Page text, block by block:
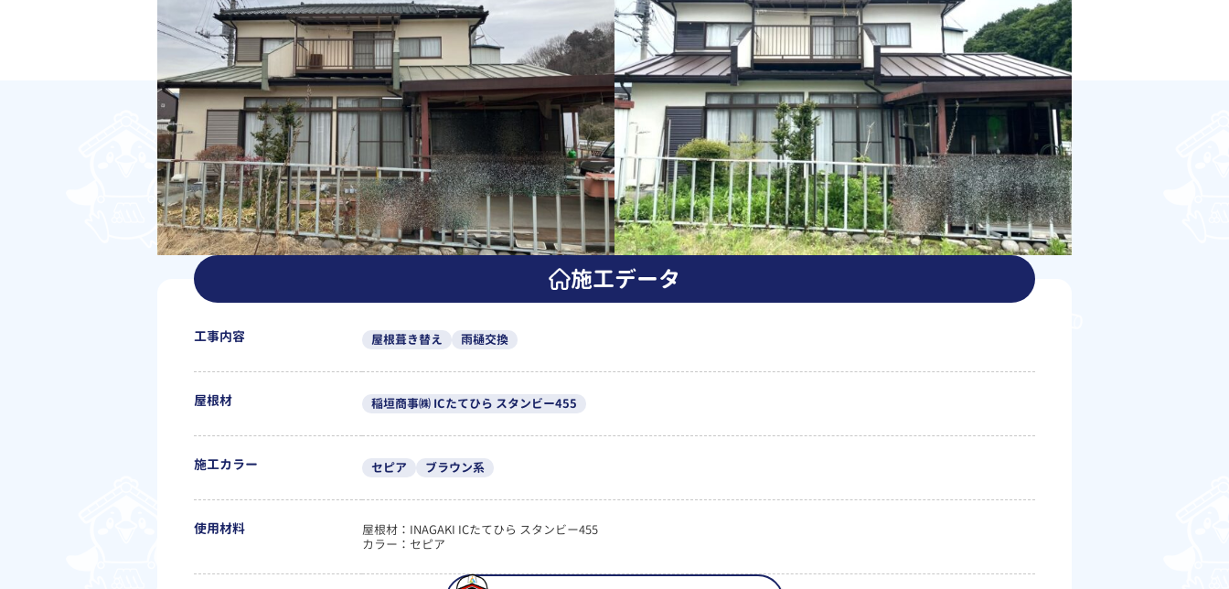
施工データ
工事内容 屋根葺き替え 雨樋交換
屋根材 稲垣商事㈱ ICたてひら スタンビー455
施工カラー セピア ブラウン系
使用材料
屋根材：INAGAKI ICたてひら スタンビー455
カラー：セピア